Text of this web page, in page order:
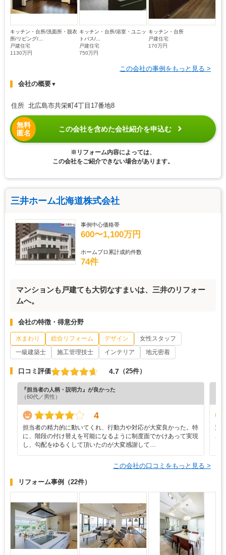
キッチン・台所/洗面所・脱衣
所/リビング/...
戸建住宅
1130万円
キッチン・台所/浴室・ユニッ
トバス/...
戸建住宅
750万円
キッチン・台所
戸建住宅
170万円
この会社の事例をもっと見る >
会社の概要▼
住所 北広島市共栄町4丁目17番地8
無料
匿名
この会社を含めた会社紹介を申込む
※リフォーム内容によっては、
この会社をご紹介できない場合があります。
三井ホーム北海道株式会社
事例中心価格帯
600〜1,100万円
ホームプロ累計成約件数
74件
マンションも戸建ても大切なすまいは、三井のリフォー
ムへ。
会社の特徴・得意分野
水まわり 総合リフォーム デザイン
女性スタッフ
一級建築士
施工管理技士 インテリア 地元密着
口コミ評価 4.7 （25件）
『担当者の人柄・説明力』が良かった
（60代／男性）
4
担当者の精力的に動いてくれ、行動力や対応が大変良かった。特
に、階段の付け替えを可能になるように制度面でかけあって実現
し、勾配をゆるくして頂いたのが大変感謝して…
遠
この会社の口コミをもっと見る >
リフォーム事例 （22件）